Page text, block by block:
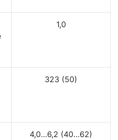
1,0
323 (50)
4,0…6,2 (40…62)